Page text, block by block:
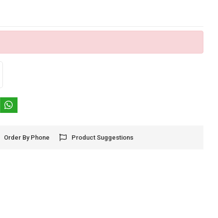
Order By Phone Product Suggestions